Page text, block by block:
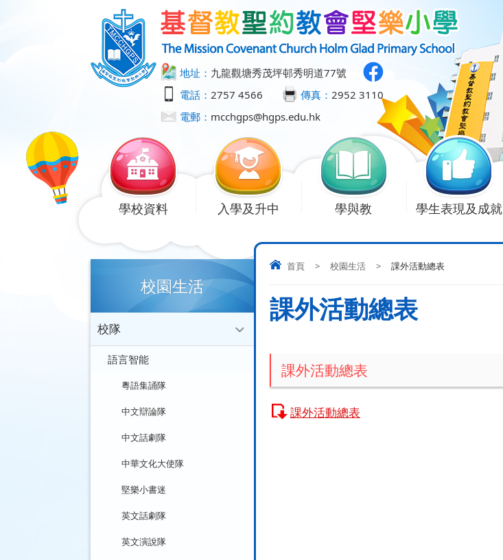
地址： 九龍觀塘秀茂坪邨秀明道77號
電話： 2757 4566 傳真： 2952 3110
電郵： mcchgps@hgps.edu.hk
學校資料 入學及升中 學與教 學生表現及成就
首頁 > 校園生活 > 課外活動總表
課外活動總表
課外活動總表
課外活動總表
校園生活
校隊
語言智能
粵語集誦隊
中文辯論隊
中文話劇隊
中華文化大使隊
堅樂小書迷
英文話劇隊
英文演說隊